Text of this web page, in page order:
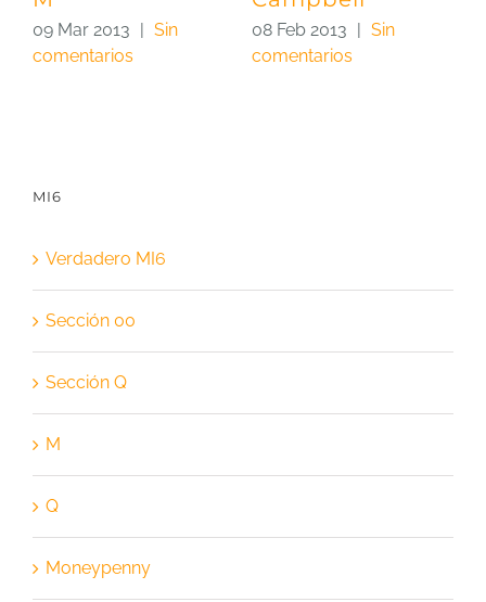
09 Mar 2013
Sin
comentarios
08 Feb 2013
Sin
comentarios
MI6
Verdadero MI6
Sección 00
Sección Q
M
Q
Moneypenny